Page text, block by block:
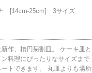
[14cm-25cm] 3サイズ
作、楕円菊割皿。 ケーキ皿と
料理にぴったりなサイズまで
トできます。 丸皿よりも場所